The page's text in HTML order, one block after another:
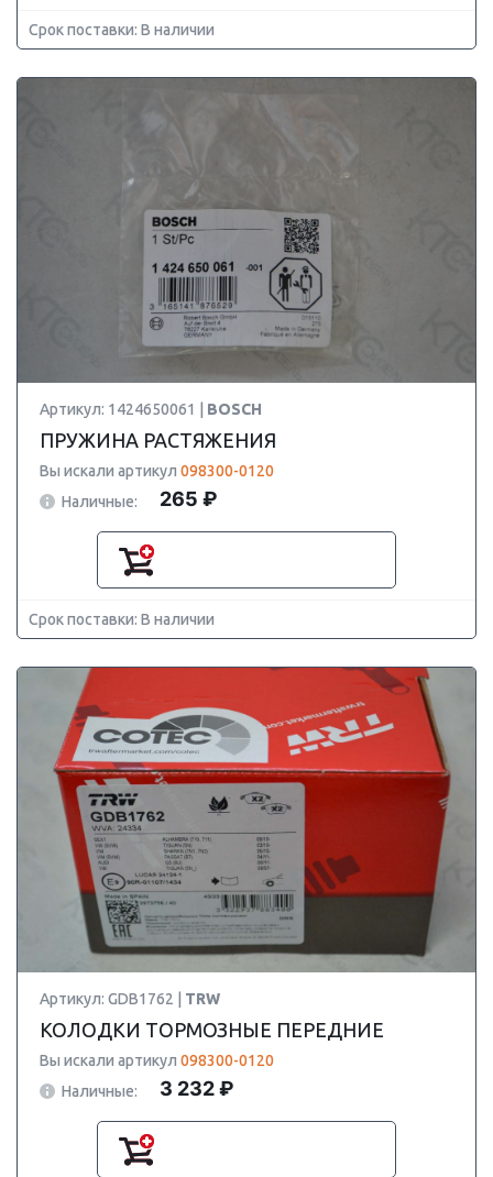
Срок поставки: В наличии
Артикул: 1424650061 | BOSCH
ПРУЖИНА РАСТЯЖЕНИЯ
Вы искали артикул 098300-0120
Наличные:
265 ₽
Срок поставки: В наличии
Артикул: GDB1762 | TRW
КОЛОДКИ ТОРМОЗНЫЕ ПЕРЕДНИЕ
Вы искали артикул 098300-0120
Наличные:
3 232 ₽